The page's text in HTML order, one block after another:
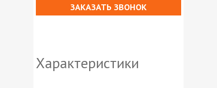
ЗАКАЗАТЬ ЗВОНОК
Характеристики